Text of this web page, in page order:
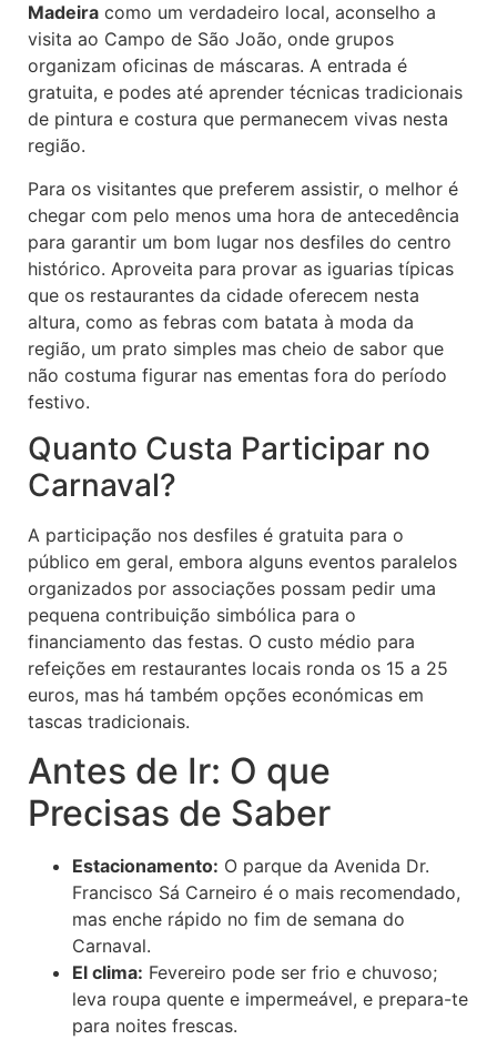
Madeira como um verdadeiro local, aconselho a
visita ao Campo de São João, onde grupos
organizam oficinas de máscaras. A entrada é
gratuita, e podes até aprender técnicas tradicionais
de pintura e costura que permanecem vivas nesta
região.
Para os visitantes que preferem assistir, o melhor é
chegar com pelo menos uma hora de antecedência
para garantir um bom lugar nos desfiles do centro
histórico. Aproveita para provar as iguarias típicas
que os restaurantes da cidade oferecem nesta
altura, como as febras com batata à moda da
região, um prato simples mas cheio de sabor que
não costuma figurar nas ementas fora do período
festivo.
Quanto Custa Participar no
Carnaval?
A participação nos desfiles é gratuita para o
público em geral, embora alguns eventos paralelos
organizados por associações possam pedir uma
pequena contribuição simbólica para o
financiamento das festas. O custo médio para
refeições em restaurantes locais ronda os 15 a 25
euros, mas há também opções económicas em
tascas tradicionais.
Antes de Ir: O que
Precisas de Saber
Estacionamento: O parque da Avenida Dr.
Francisco Sá Carneiro é o mais recomendado,
mas enche rápido no fim de semana do
Carnaval.
El clima: Fevereiro pode ser frio e chuvoso;
leva roupa quente e impermeável, e prepara-te
para noites frescas.